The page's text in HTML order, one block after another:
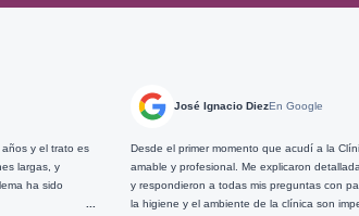
José Ignacio Diez En Google
Desde el primer momento que acudí a la Clínica, el trato
amable y profesional. Me explicaron detalladamente cada paso
y respondieron a todas mis preguntas con paciencia y
la higiene y el ambiente de la clínica son impecables. Un 10! :)))